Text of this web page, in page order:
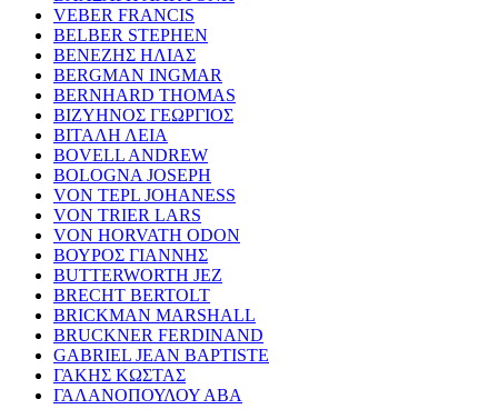
VEBER FRANCIS
BELBER STEPHEN
ΒΕΝΕΖΗΣ ΗΛΙΑΣ
BERGMAN INGMAR
BERNHARD THOMAS
ΒΙΖΥΗΝΟΣ ΓΕΩΡΓΙΟΣ
ΒΙΤΑΛΗ ΛΕΙΑ
BOVELL ANDREW
BOLOGNA JOSEPH
VON TEPL JOHANESS
VON TRIER LARS
VON HORVATH ODON
ΒΟΥΡΟΣ ΓΙΑΝΝΗΣ
BUTTERWORTH JEZ
BRECHT BERTOLT
BRICKMAN MARSHALL
BRUCKNER FERDINAND
GABRIEL JEAN BAPTISTE
ΓΑΚΗΣ ΚΩΣΤΑΣ
ΓΑΛΑΝΟΠΟΥΛΟΥ ΑΒΑ